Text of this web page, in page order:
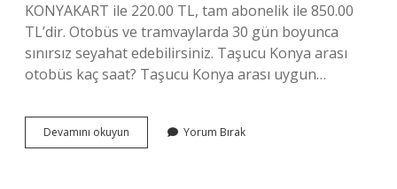
KONYAKART ile 220.00 TL, tam abonelik ile 850.00
TL’dir. Otobüs ve tramvaylarda 30 gün boyunca
sınırsız seyahat edebilirsiniz. Taşucu Konya arası
otobüs kaç saat? Taşucu Konya arası uygun…
Devamını okuyun
Konya
Yorum Bırak